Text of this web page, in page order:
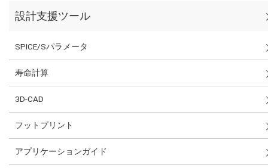
設計支援ツール
SPICE/Sパラメータ
寿命計算
3D-CAD
フットプリント
アプリケーションガイド